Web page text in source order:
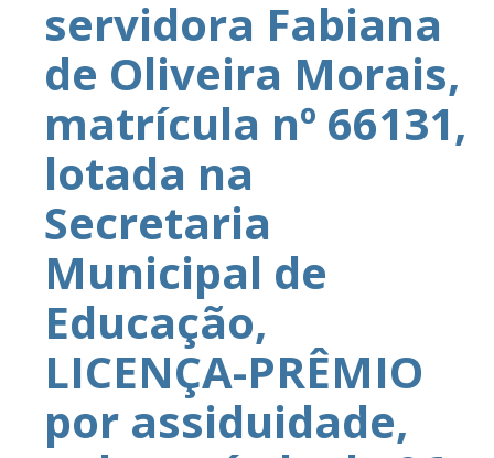
servidora Fabiana
de Oliveira Morais,
matrícula nº 66131,
lotada na
Secretaria
Municipal de
Educação,
LICENÇA-PRÊMIO
por assiduidade,